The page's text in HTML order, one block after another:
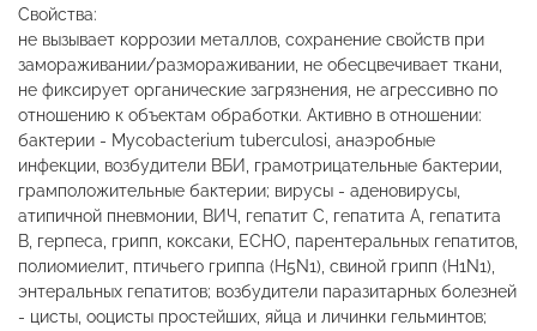
Свойства:
не вызывает коррозии металлов, сохранение свойств при
замораживании/размораживании, не обесцвечивает ткани,
не фиксирует органические загрязнения, не агрессивно по
отношению к объектам обработки. Активно в отношении:
бактерии - Mycobacterium tuberculosi, анаэробныe
инфекции, возбудители ВБИ, грамотрицательные бактерии,
грамположительные бактерии; вирусы - аденовирусы,
атипичной пневмонии, ВИЧ, гепатит С, гепатита А, гепатита
В, герпеса, грипп, коксаки, ECHO, парентеральных гепатитов,
полиомиелит, птичьего гриппа (H5N1), свиной грипп (H1N1),
энтеральных гепатитов; возбудители паразитарных болезней
- цисты, ооцисты простейших, яйца и личинки гельминтов;